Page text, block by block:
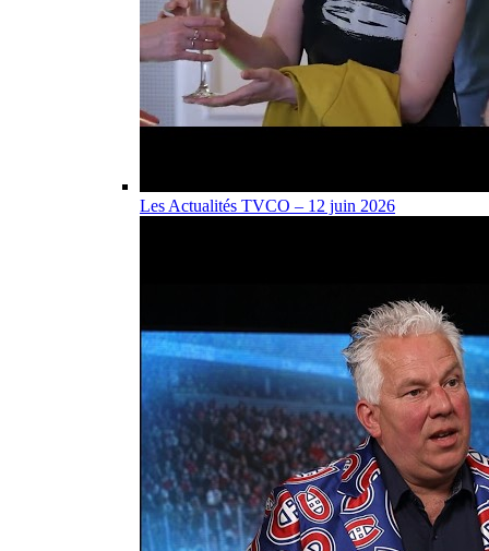
Les Actualités TVCO – 12 juin 2026